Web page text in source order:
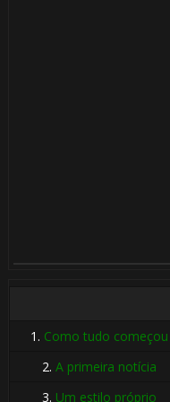
1. Como tudo começou
2.A primeira notícia
3. Um estilo próprio